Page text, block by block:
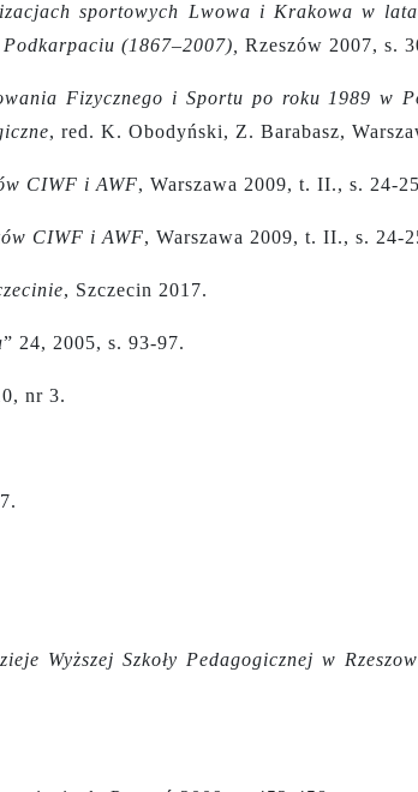
sportowych Lwowa i Krakowa w
(1867–2007),
Rzeszów 2007, s.
Fizycznego i Sportu po roku 1989 w
, red. K. Obodyński, Z. Barabasz,
CIWF i AWF, Warszawa 2009, t. II., s. 24-
CIWF i AWF, Warszawa 2009, t. II., s. 24-
, Szczecin 2017.
” 24, 2005, s. 93-97.
nr 3.
Wyższej Szkoły Pedagogicznej w